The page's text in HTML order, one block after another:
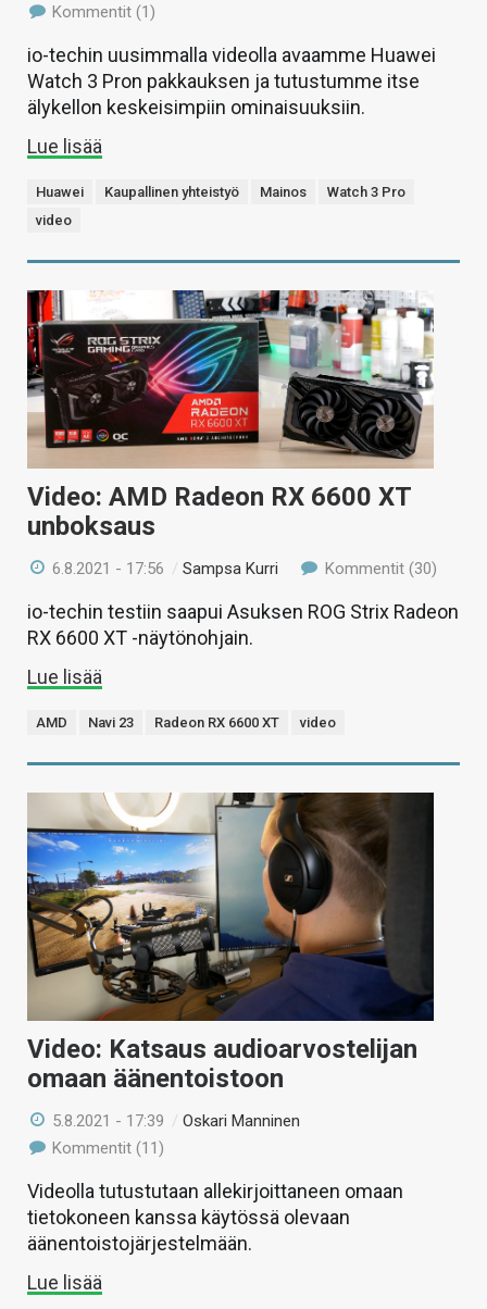
Kommentit (1)
io-techin uusimmalla videolla avaamme Huawei
Watch 3 Pron pakkauksen ja tutustumme itse
älykellon keskeisimpiin ominaisuuksiin.
Lue lisää
Huawei Kaupallinen yhteistyö Mainos
Watch 3 Pro
video
Video: AMD Radeon RX 6600 XT
unboksaus
6.8.2021 - 17:56 /Sampsa Kurri Kommentit (30)
io-techin testiin saapui Asuksen ROG Strix Radeon
RX 6600 XT -näytönohjain.
Lue lisää
AMD Navi 23 Radeon RX 6600 XT video
Video: Katsaus audioarvostelijan
omaan äänentoistoon
5.8.2021 - 17:39 /Oskari Manninen
Kommentit (11)
Videolla tutustutaan allekirjoittaneen omaan
tietokoneen kanssa käytössä olevaan
äänentoistojärjestelmään.
Lue lisää